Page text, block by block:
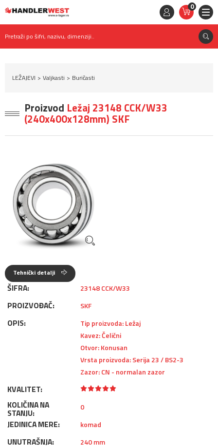
0
STAVKE
0,
RSD
Pretraži po šifri, nazivu, dimenziji..
LEŽAJEVI Valjkasti Buričasti
Proizvod Ležaj 23148 CCK/W33
(240x400x128mm) SKF
Tehnički detalji
ŠIFRA: 23148 CCK/W33
PROIZVOĐAČ: SKF
OPIS:
Tip proizvoda: Ležaj
Kavez: Čelični
Otvor: Konusan
Vrsta proizvoda: Serija 23 / BS2-3
Zazor: CN - normalan zazor
KVALITET:
KOLIČINA NA
STANJU:
0
JEDINICA MERE: komad
UNUTRAŠNJA: 240 mm